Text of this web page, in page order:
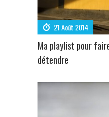
21 Août 2014
Ma playlist pour
détendre